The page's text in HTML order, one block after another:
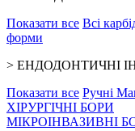
Показати все Всі
форми
> ЕНДОДОНТИЧНІ
Показати все Ручні
ХІРУРГІЧНІ БОРИ
МІКРОІНВАЗИВНІ